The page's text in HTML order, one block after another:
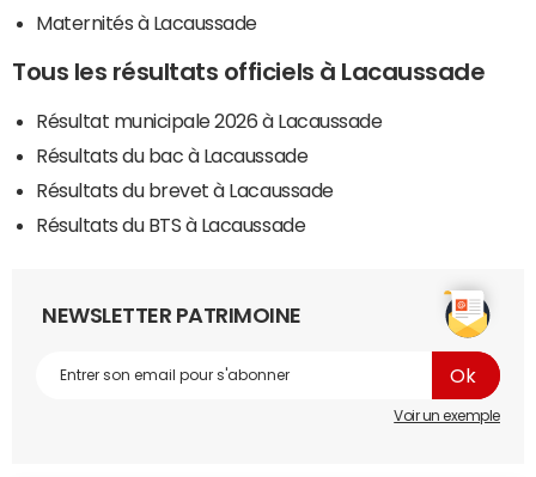
Maternités à Lacaussade
Tous les résultats officiels à Lacaussade
Résultat municipale 2026 à Lacaussade
Résultats du bac à Lacaussade
Résultats du brevet à Lacaussade
Résultats du BTS à Lacaussade
NEWSLETTER PATRIMOINE
Voir un exemple